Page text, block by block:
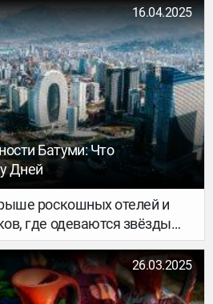
и Бакуриани. Это два
курортных города,
друг друга: один
целебной водой,
трассами.
16.04.2025
Батуми: Что
Дней
роскошных отелей и
где одеваются звёзды
с магнитным песком,
и аутентичных трактиров с
и шеф-поваром в одном
В столице
26.03.2025